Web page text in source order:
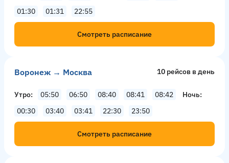
01:30
01:31 22:55
Смотреть расписание
Воронеж → Москва 10 рейсов в день
Утро 05:50 06:50 08:40 08:41 08:42
Ночь
00:30
03:40 03:41 22:30 23:50
Смотреть расписание